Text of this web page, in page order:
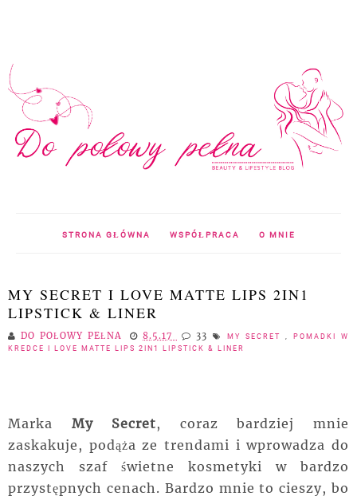
STRONA GŁÓWNA WSPÓŁPRACA O MNIE
MY SECRET I LOVE MATTE LIPS 2IN1
LIPSTICK & LINER
DO POŁOWY PEŁNA 8.5.17 33 MY SECRET
POMADKI W
KREDCE I LOVE MATTE LIPS 2IN1 LIPSTICK & LINER
Marka My Secret, coraz bardziej mnie
zaskakuje, podąża ze trendami i wprowadza do
naszych szaf świetne kosmetyki w bardzo
przystępnych cenach. Bardzo mnie to cieszy, bo